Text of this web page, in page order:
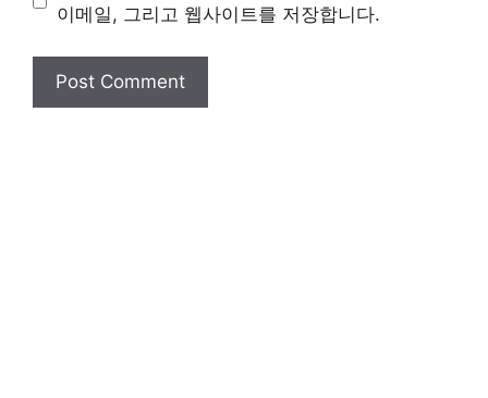
이메일, 그리고 웹사이트를 저장합니다.